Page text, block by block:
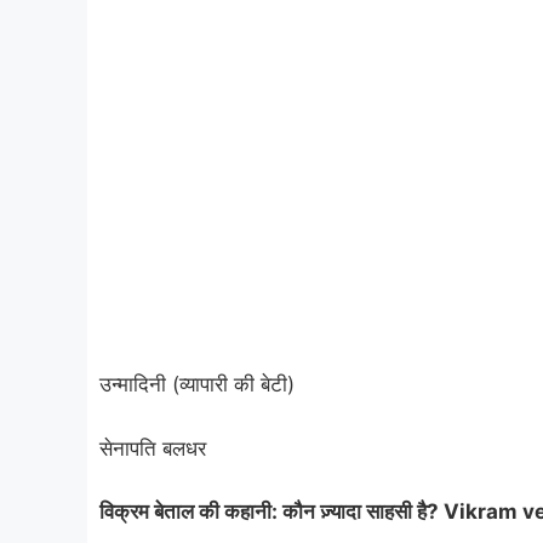
उन्मादिनी (व्यापारी की बेटी)
सेनापति बलधर
विक्रम बेताल की कहानी: कौन ज़्यादा साहसी है?